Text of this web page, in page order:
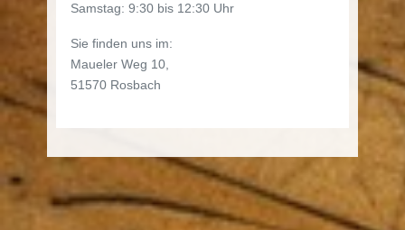
Samstag: 9:30 bis 12:30 Uhr
Sie finden uns im:
Maueler Weg 10,
51570 Rosbach